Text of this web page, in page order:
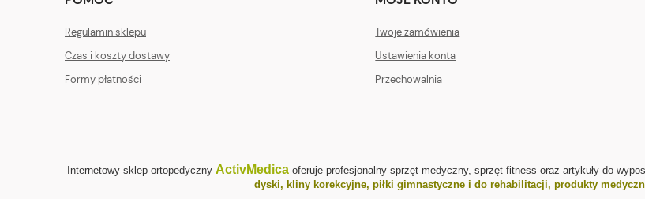
Regulamin sklepu
Czas i koszty dostawy
Formy płatności
Twoje zamówienia
Ustawienia konta
Przechowalnia
Internetowy sklep ortopedyczny ActivMedicaoferuje profesjonalny sprzęt medyczny, sprzęt fitness oraz artykuły do
dyski, kliny korekcyjne, piłki gimnastyczne i do rehabilitacji, produkty